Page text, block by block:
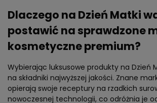
Dlaczego na Dzień Matki
postawić na sprawdzone
kosmetyczne premium?
Wybierając luksusowe produkty na Dzień
na składniki najwyższej jakości. Znane
opierają swoje receptury na rzadkich
nowoczesnej technologii, co odróżnia je